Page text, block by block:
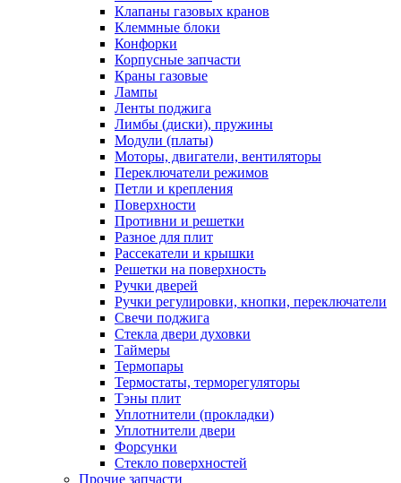
Клапаны газовых кранов
Клеммные блоки
Конфорки
Корпусные запчасти
Краны газовые
Лампы
Ленты поджига
Лимбы (диски), пружины
Модули (платы)
Моторы, двигатели, вентиляторы
Переключатели режимов
Петли и крепления
Поверхности
Противни и решетки
Разное для плит
Рассекатели и крышки
Решетки на поверхность
Ручки дверей
Ручки регулировки, кнопки, переключатели
Свечи поджига
Стекла двери духовки
Таймеры
Термопары
Термостаты, терморегуляторы
Тэны плит
Уплотнители (прокладки)
Уплотнители двери
Форсунки
Стекло поверхностей
Прочие запчасти